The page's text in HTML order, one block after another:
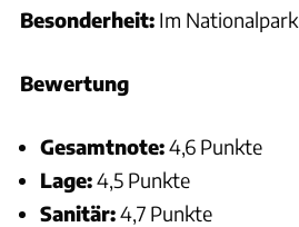
Besonderheit: Im Nationalpark
Bewertung
Gesamtnote:4,6 Punkte
Lage:4,5 Punkte
Sanitär:4,7 Punkte